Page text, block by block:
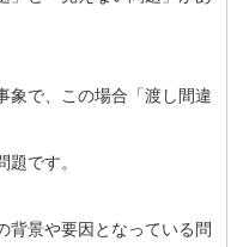
象で、この場合「渡し間違
です。
背景や要因となっている問